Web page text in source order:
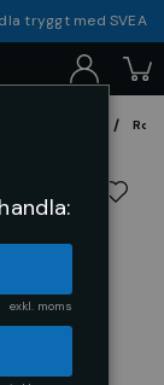
tryggt med
och Borstar
exkl. moms